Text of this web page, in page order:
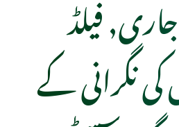
فیلڈ
نگرانی کے